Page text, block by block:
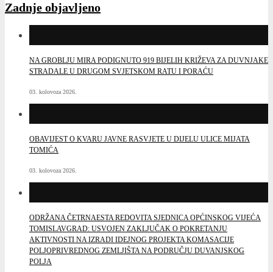
Zadnje objavljeno
NA GROBLJU MIRA PODIGNUTO 919 BIJELIH KRIŽEVA ZA DUVNJAKE
STRADALE U DRUGOM SVJETSKOM RATU I PORAĆU
03. kolovoza 2026.
OBAVIJEST O KVARU JAVNE RASVJETE U DIJELU ULICE MIJATA
TOMIĆA
03. kolovoza 2026.
ODRŽANA ČETRNAESTA REDOVITA SJEDNICA OPĆINSKOG VIJEĆA
TOMISLAVGRAD: USVOJEN ZAKLJUČAK O POKRETANJU
AKTIVNOSTI NA IZRADI IDEJNOG PROJEKTA KOMASACIJE
POLJOPRIVREDNOG ZEMLJIŠTA NA PODRUČJU DUVANJSKOG
POLJA